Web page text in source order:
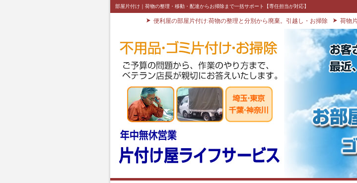
部屋片付け｜荷物の整理・移動・配達からお掃除まで一括サポート【専任担当が対応】
便利屋の部屋片付け:荷物の整理と分別から廃棄。引越し・お掃除 荷物